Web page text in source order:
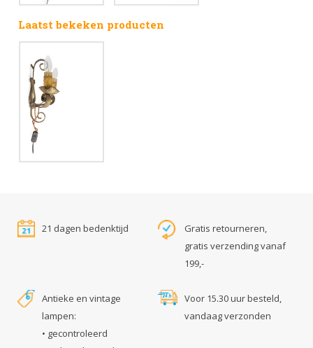
Laatst bekeken producten
21 dagen bedenktijd
Gratis retourneren,
gratis verzending vanaf
199,-
Antieke en vintage
lampen:
• gecontroleerd
Voor 15.30 uur besteld,
vandaag verzonden